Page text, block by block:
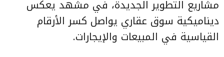
مشاريع التطوير الجديدة، في مشهد يعكس
ديناميكية سوق عقاري يواصل كسر الأرقام
القياسية في المبيعات والإيجارات.